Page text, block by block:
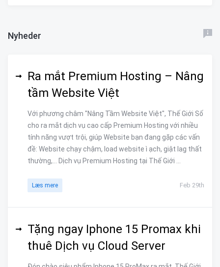
Nyheder
Ra mắt Premium Hosting – Nâng
tầm Website Việt
Với phương châm "Nâng Tầm Website Việt", Thế Giới Số
cho ra mắt dịch vụ cao cấp Premium Hosting với nhiều
tính năng vượt trội, giúp Website bạn đang gặp các vấn
đề: Website chạy chậm, load website ì ạch, giật lag thất
thường,... Dịch vụ Premium Hosting tại Thế Giới ...
Læs mere Feb 29th
Tặng ngay Iphone 15 Promax khi
thuê Dịch vụ Cloud Server